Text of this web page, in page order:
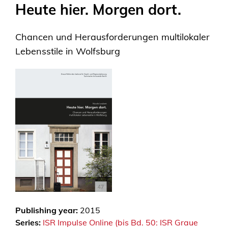
Heute hier. Morgen dort.
Chancen und Herausforderungen multilokaler
Lebensstile in Wolfsburg
Publishing year: 2015
Series: ISR Impulse Online (bis Bd. 50: ISR Graue